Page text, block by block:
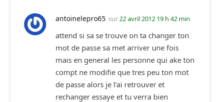
antoinelepro65 sur22 avril 2012 19 h 42 min
attend si sa se trouve on ta changer ton
mot de passe sa met arriver une fois
mais en general les personne qui ake ton
compt ne modifie que tres peu ton mot
de passe alors je l’ai retrouver et
rechanger essaye et tu verra bien